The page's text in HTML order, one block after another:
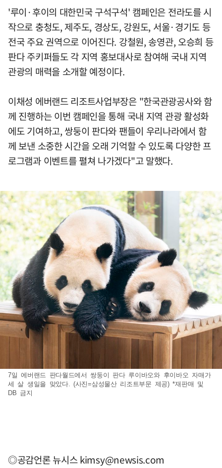
'루이·후이의 대한민국 구석구석' 캠페인은 전라도를 시
작으로 충청도, 제주도, 경상도, 강원도, 서울·경기도 등
전국 주요 권역으로 이어진다. 강철원, 송영관, 오승희 등
판다 주키퍼들도 각 지역 홍보대사로 참여해 국내 지역
관광의 매력을 소개할 예정이다.
이채성 에버랜드 리조트사업부장은 "한국관광공사와 함
께 진행하는 이번 캠페인을 통해 국내 지역 관광 활성화
에도 기여하고, 쌍둥이 판다와 팬들이 우리나라에서 함
께 보낸 소중한 시간을 오래 기억할 수 있도록 다양한 프
로그램과 이벤트를 펼쳐 나가겠다"고 말했다.
7일 에버랜드 판다월드에서 쌍둥이 판다 루이바오와 후이바오 자매가
세 살 생일을 맞았다. (사진=삼성물산 리조트부문 제공) *재판매 및
DB 금지
◎공감언론 뉴시스kimsy@newsis.com